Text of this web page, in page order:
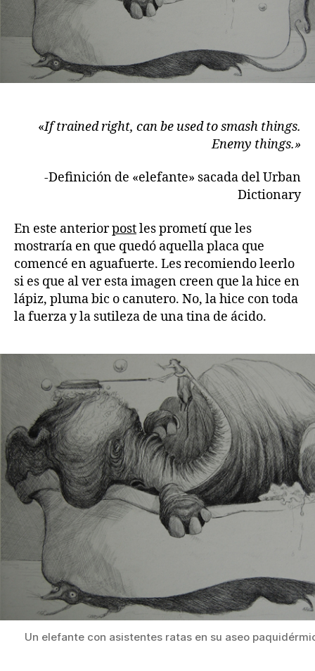
«If trained right, can be used to smash things.
Enemy things.»
-Definición de «elefante» sacada del Urban
Dictionary
En este anteriorpostles prometí que les
mostraría en que quedó aquella placa que
comencé en aguafuerte. Les recomiendo leerlo
si es que al ver esta imagen creen que la hice en
lápiz, pluma bic o canutero. No, la hice con toda
la fuerza y la sutileza de una tina de ácido.
Un elefante con asistentes ratas en su aseo